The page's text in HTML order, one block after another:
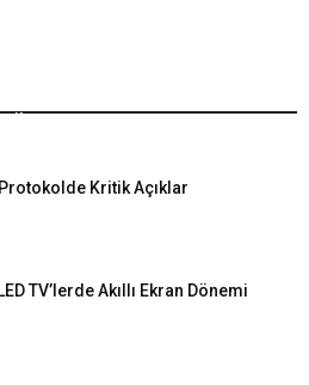
Keyfi
Kritik Açıklar
TV’lerde Akıllı Ekran Dönemi